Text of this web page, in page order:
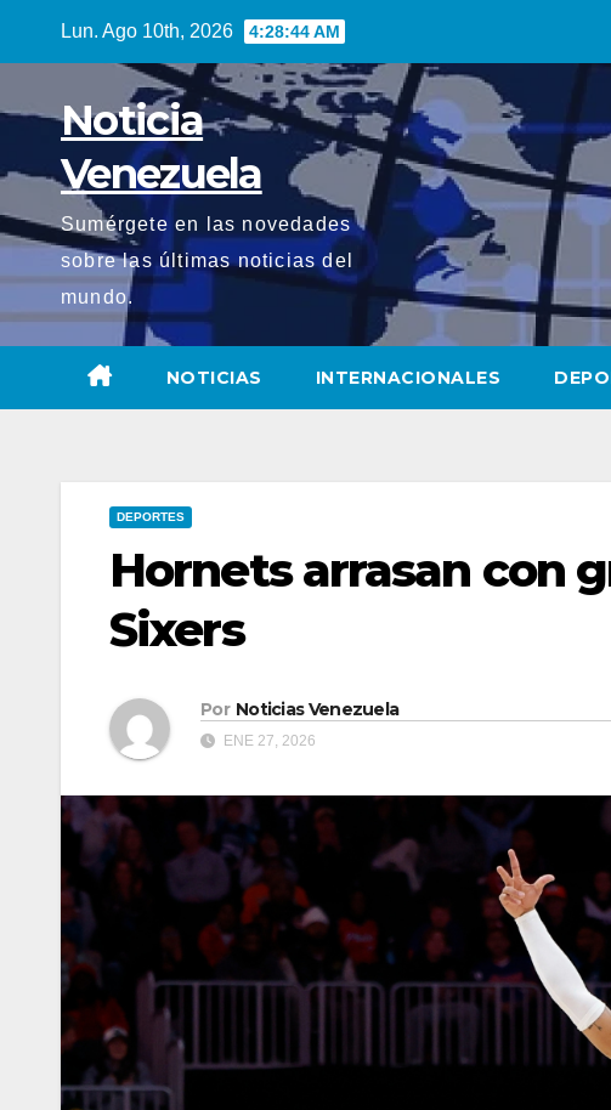
Lun. Ago 10th, 2026 4:28:45 AM
Noticia
Venezuela
Sumérgete en las novedades
sobre las últimas noticias del
mundo.
NOTICIAS INTERNACIONALES
DEPORTES
Hornets arrasan con
Sixers
Por Noticias Venezuela
ENE 27, 2026